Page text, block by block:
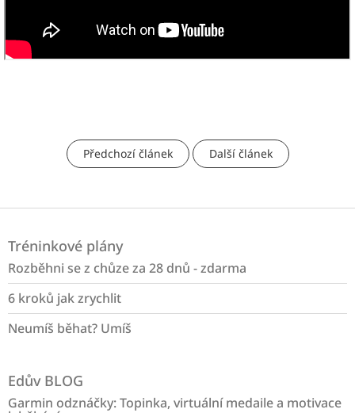
Předchozí článek Další článek
Z
Tréninkové plány
Rozběhni se z chůze za 28 dnů - zdarma
6 kroků jak zrychlit
Neumíš běhat? Umíš
Edův BLOG
Garmin odznáčky: Topinka, virtuální medaile a motivace